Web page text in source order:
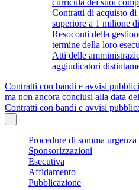
Contratti di acquisto
superiore a 1 milione
Resoconti della
termine della loro
Atti delle
aggiudicatori
Contratti con bandi e avvisi
ma non ancora conclusi alla data
Contratti con bandi e avvisi
Procedure di somma
Sponsorizzazioni
Esecutiva
Affidamento
Pubblicazione